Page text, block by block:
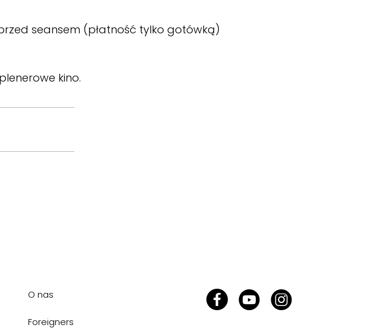
seansem (płatność tylko gotówką)
kino.
O nas
Foreigners